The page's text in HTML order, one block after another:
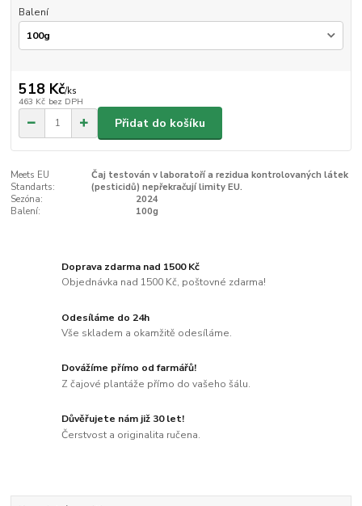
Balení
518 Kč/ks
463 Kč bez DPH
Přidat do košíku
Meets EU
Standarts:
Čaj testován v laboratoří a rezidua kontrolovaných látek
(pesticidů) nepřekračují limity EU.
Sezóna:
2024
Balení:
100g
Doprava zdarma nad 1500 Kč
Objednávka nad 1500 Kč, poštovné zdarma!
Odesíláme do 24h
Vše skladem a okamžitě odesíláme.
Dovážíme přímo od farmářů!
Z čajové plantáže přímo do vašeho šálu.
Důvěřujete nám již 30 let!
Čerstvost a originalita ručena.